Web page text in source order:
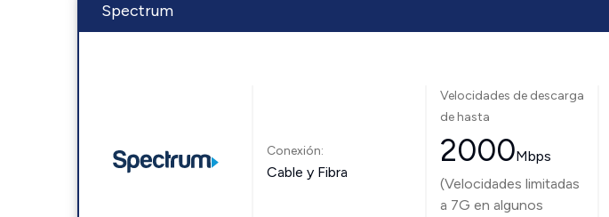
Spectrum
Conexión:
Cable y Fibra
Velocidades de descarga
de hasta
2000Mbps
(Velocidades limitadas
a 7G en algunos